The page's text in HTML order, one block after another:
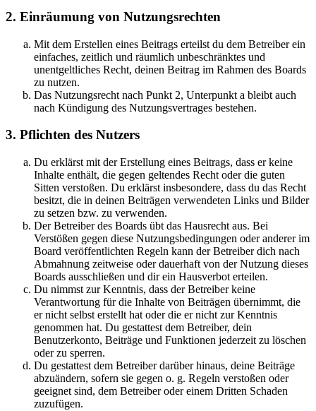
2. Einräumung von Nutzungsrechten
Mit dem Erstellen eines Beitrags erteilst du dem Betreiber ein
einfaches, zeitlich und räumlich unbeschränktes und
unentgeltliches Recht, deinen Beitrag im Rahmen des Boards
zu nutzen.
Das Nutzungsrecht nach Punkt 2, Unterpunkt a bleibt auch
nach Kündigung des Nutzungsvertrages bestehen.
3. Pflichten des Nutzers
Du erklärst mit der Erstellung eines Beitrags, dass er keine
Inhalte enthält, die gegen geltendes Recht oder die guten
Sitten verstoßen. Du erklärst insbesondere, dass du das Recht
besitzt, die in deinen Beiträgen verwendeten Links und Bilder
zu setzen bzw. zu verwenden.
Der Betreiber des Boards übt das Hausrecht aus. Bei
Verstößen gegen diese Nutzungsbedingungen oder anderer im
Board veröffentlichten Regeln kann der Betreiber dich nach
Abmahnung zeitweise oder dauerhaft von der Nutzung dieses
Boards ausschließen und dir ein Hausverbot erteilen.
Du nimmst zur Kenntnis, dass der Betreiber keine
Verantwortung für die Inhalte von Beiträgen übernimmt, die
er nicht selbst erstellt hat oder die er nicht zur Kenntnis
genommen hat. Du gestattest dem Betreiber, dein
Benutzerkonto, Beiträge und Funktionen jederzeit zu löschen
oder zu sperren.
Du gestattest dem Betreiber darüber hinaus, deine Beiträge
abzuändern, sofern sie gegen o. g. Regeln verstoßen oder
geeignet sind, dem Betreiber oder einem Dritten Schaden
zuzufügen.